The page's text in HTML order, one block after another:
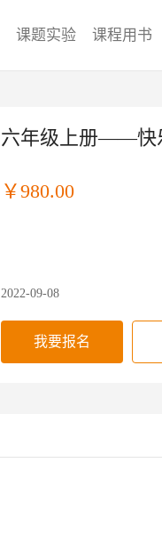
课题实验 课程用书
六年级上册——快
￥980.00
2022-09-08
我要报名